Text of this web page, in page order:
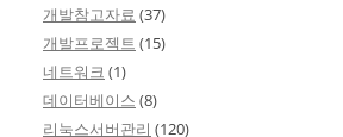
개발참고자료 (37)
개발프로젝트 (15)
네트워크 (1)
데이터베이스 (8)
리눅스서버관리 (120)